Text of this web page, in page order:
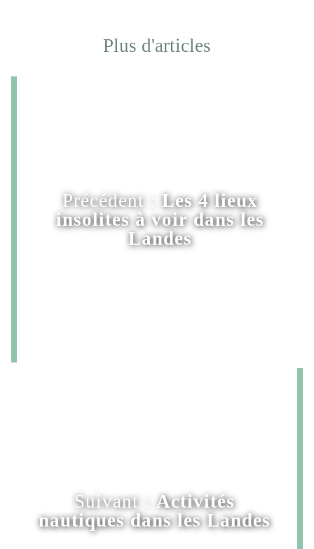
Plus d'articles
Précédent :Les 4 lieux
insolites à voir dans les
Landes
Suivant : Activités
nautiques dans les Landes